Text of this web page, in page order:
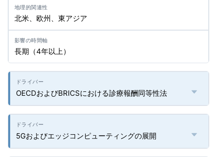
北米、欧州、東アジア
長期（4年以上）
OECDおよびBRICSにおける診療報酬同等性法
5Gおよびエッジコンピューティングの展開